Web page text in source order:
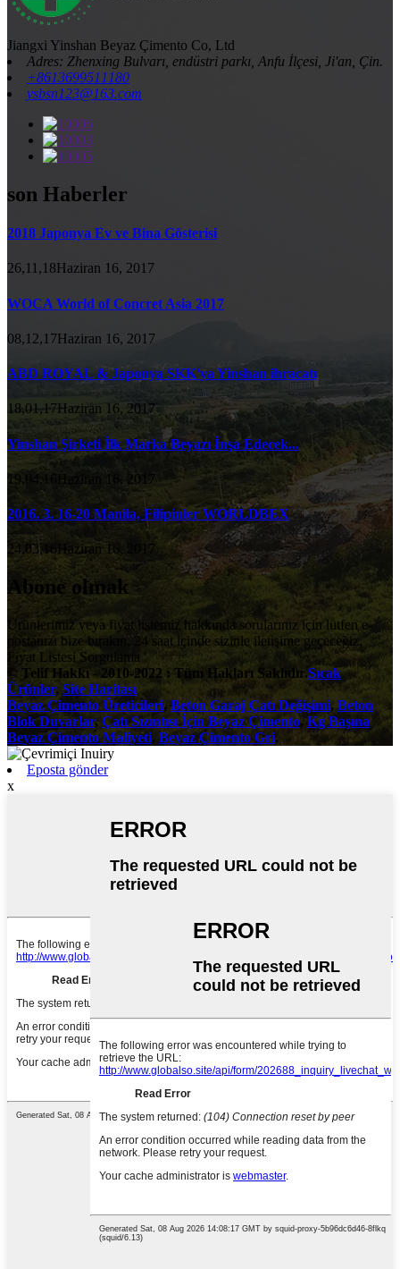
Jiangxi Yinshan Beyaz Çimento Co, Ltd
Adres: Zhenxing Bulvarı, endüstri parkı, Anfu İlçesi, Ji'an, Çin.
+8613699511180
ysbsn123@163.com
son Haberler
2018 Japonya Ev ve Bina Gösterisi
26,11,18Haziran 16, 2017
WOCA World of Concret Asia 2017
08,12,17Haziran 16, 2017
ABD ROYAL & Japonya SKK'ya Yinshan ihracatı
18,01,17Haziran 16, 2017
Yinshan Şirketi İlk Marka Beyazı İnşa Edecek...
19.04,16Haziran 16, 2017
2016. 3. 16-20 Manila, Filipinler WORLDBEX
24,03,16Haziran 16, 2017
Abone olmak
Ürünlerimiz veya fiyat listemiz hakkında sorularınız için lütfen e-
postanızı bize bırakın, 24 saat içinde sizinle iletişime geçeceğiz.
Fiyat Listesi Sorgulama
© Telif Hakkı - 2010-2022 : Tüm Hakları Saklıdır.Sıcak
Ürünler, Site Haritası
Beyaz Çimento Üreticileri, Beton Garaj Çatı Değişimi, Beton
Blok Duvarlar, Çatı Sızıntısı İçin Beyaz Çimento, Kg Başına
Beyaz Çimento Maliyeti, Beyaz Çimento Gri,
Eposta gönder
x